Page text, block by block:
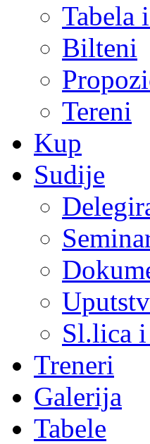
Tabela
Bilteni
Tereni
Kup
Sudije
Sl.lica
Treneri
Galerija
Tabele